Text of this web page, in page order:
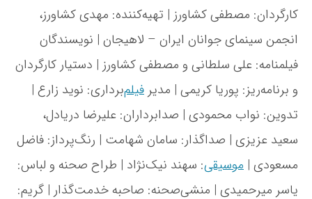
ی
ا
ف
ت
کارگردان: مصطفی کشاورز | تهیه‌کننده: مهدی کشاورز،
انجمن سینمای جوانان ایران – لاهیجان | نویسندگان
فیلمنامه: علی سلطانی و مصطفی کشاورز | دستیار کارگردان
و برنامه‌ریز: پوریا کریمی | مدیر فیلم‌برداری: نوید زارع |
تدوین: نواب محمودی | صدابرداران: علیرضا دریادل،
سعید عزیزی | صداگذار: سامان شهامت | رنگ‌پرداز: فاضل
مسعودی | موسیقی: سهند نیک‌نژاد | طراح صحنه و لباس:
یاسر میرحمیدی | منشی‌صحنه: صاحبه خدمت‌گذار | گریم: